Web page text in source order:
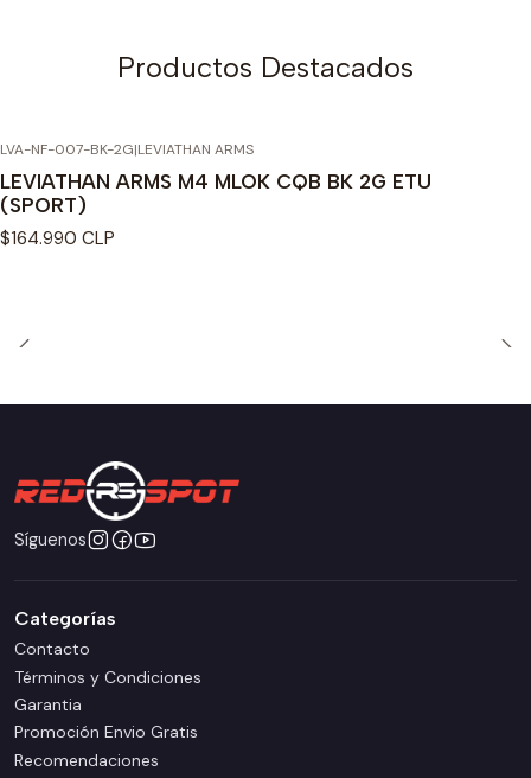
Productos Destacados
LVA-NF-007-BK-2G|LEVIATHAN ARMS
LEVIATHAN ARMS M4 MLOK CQB BK 2G ETU
(SPORT)
$164.990 CLP
Síguenos
Categorías
Contacto
Términos y Condiciones
Garantia
Promoción Envio Gratis
Recomendaciones